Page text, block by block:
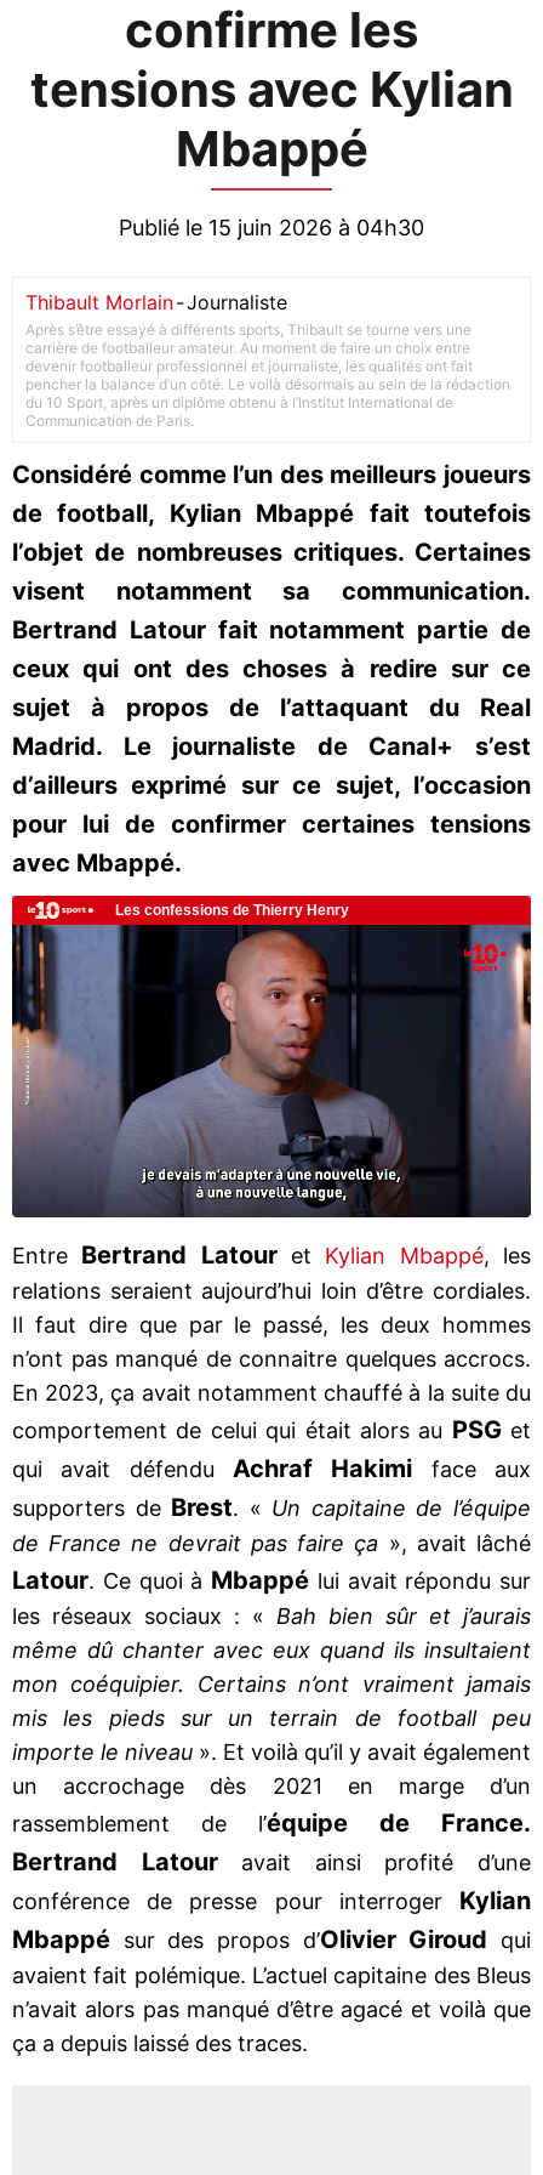
confirme les
tensions avec Kylian
Mbappé
Publié le 15 juin 2026 à 04h30
Thibault Morlain-Journaliste
Après s’être essayé à différents sports, Thibault se tourne vers une
carrière de footballeur amateur. Au moment de faire un choix entre
devenir footballeur professionnel et journaliste, les qualités ont fait
pencher la balance d’un côté. Le voilà désormais au sein de la rédaction
du 10 Sport, après un diplôme obtenu à l’Institut International de
Communication de Paris.
Considéré comme l’un des meilleurs joueurs
de football, Kylian Mbappé fait toutefois
l’objet de nombreuses critiques. Certaines
visent notamment sa communication.
Bertrand Latour fait notamment partie de
ceux qui ont des choses à redire sur ce
sujet à propos de l’attaquant du Real
Madrid. Le journaliste de Canal+ s’est
d’ailleurs exprimé sur ce sujet, l’occasion
pour lui de confirmer certaines tensions
avec Mbappé.
Entre Bertrand Latouret Kylian Mbappé, les
relations seraient aujourd’hui loin d’être cordiales.
Il faut dire que par le passé, les deux hommes
n’ont pas manqué de connaitre quelques accrocs.
En 2023, ça avait notamment chauffé à la suite du
comportement de celui qui était alors au PSGet
qui avait défendu Achraf Hakimi face aux
supporters de Brest. « Un capitaine de l’équipe
de France ne devrait pas faire ça », avait lâché
Latour. Ce quoi à Mbappé lui avait répondu sur
les réseaux sociaux : « Bah bien sûr et j’aurais
même dû chanter avec eux quand ils insultaient
mon coéquipier. Certains n’ont vraiment jamais
mis les pieds sur un terrain de football peu
importe le niveau ». Et voilà qu’il y avait également
un accrochage dès 2021 en marge d’un
rassemblement de l’équipe de France.
Bertrand Latouravait ainsi profité d’une
conférence de presse pour interroger Kylian
Mbappé sur des propos d’Olivier Giroud qui
avaient fait polémique. L’actuel capitaine des Bleus
n’avait alors pas manqué d’être agacé et voilà que
ça a depuis laissé des traces.